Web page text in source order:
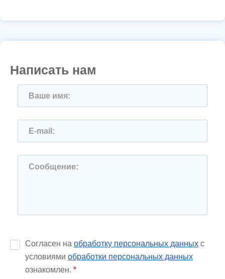
Написать нам
Ваше имя:
E-mail:
Сообщение:
Согласен на обработку персональных данных с
условиями обработки персональных данных
ознакомлен. *